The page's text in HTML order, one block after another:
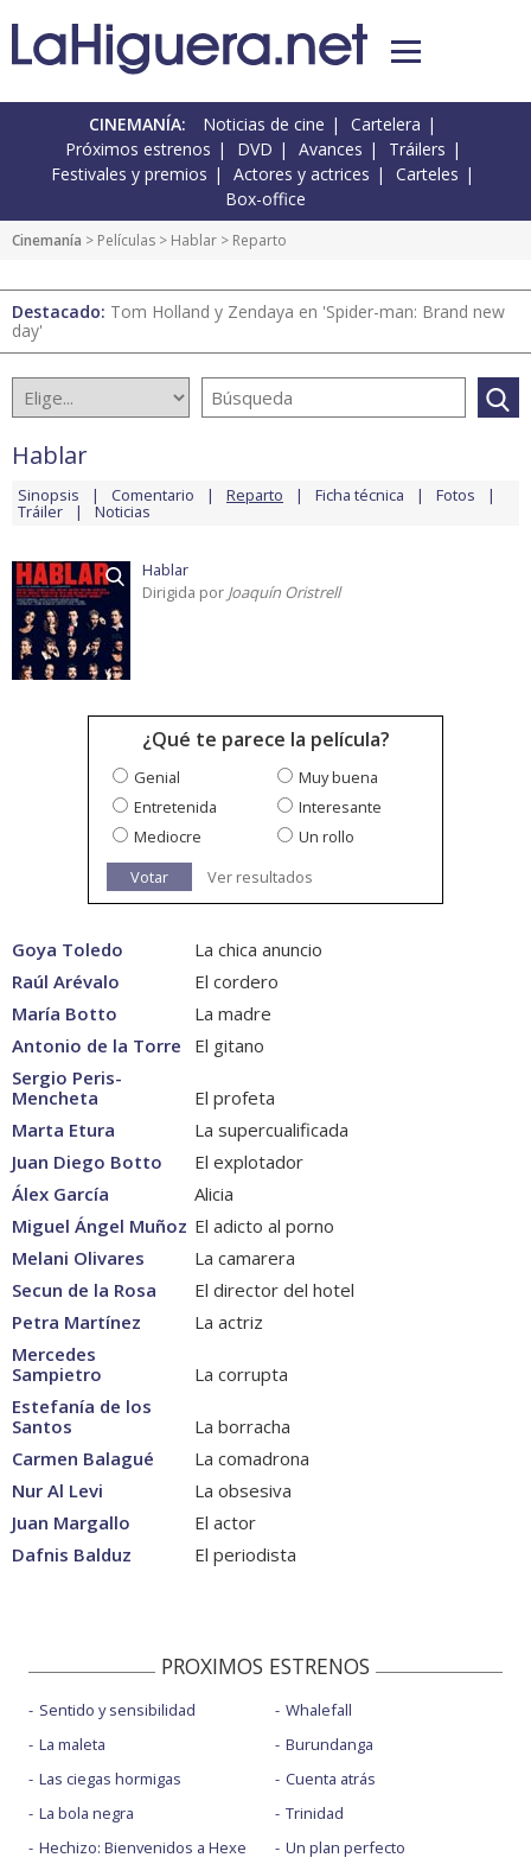
CINEMANÍA: Noticias de cine
Cartelera
Próximos estrenos
DVD Avances
Tráilers
Festivales y premios
Actores y actrices
Carteles
Box-office
Cinemanía > Películas > Hablar > Reparto
Destacado: Tom Holland y Zendaya en 'Spider-man: Brand new
day'
Hablar
Sinopsis Comentario Reparto Ficha técnica Fotos
Tráiler Noticias
Hablar
Dirigida por Joaquín Oristrell
¿Qué te parece la película?
Genial
Muy buena
Entretenida
Interesante
Mediocre
Un rollo
Votar
Ver resultados
Goya Toledo
La chica anuncio
Raúl Arévalo
El cordero
María Botto
La madre
Antonio de la Torre
El gitano
Sergio Peris-
Mencheta
El profeta
Marta Etura
La supercualificada
Juan Diego Botto
El explotador
Álex García
Alicia
Miguel Ángel Muñoz El adicto al porno
Melani Olivares
La camarera
Secun de la Rosa
El director del hotel
Petra Martínez
La actriz
Mercedes
Sampietro
La corrupta
Estefanía de los
Santos
La borracha
Carmen Balagué
La comadrona
Nur Al Levi
La obsesiva
Juan Margallo
El actor
Dafnis Balduz
El periodista
PROXIMOS ESTRENOS
Sentido y sensibilidad
La maleta
Las ciegas hormigas
La bola negra
Hechizo: Bienvenidos a Hexe
Whalefall
Burundanga
Cuenta atrás
Trinidad
Un plan perfecto